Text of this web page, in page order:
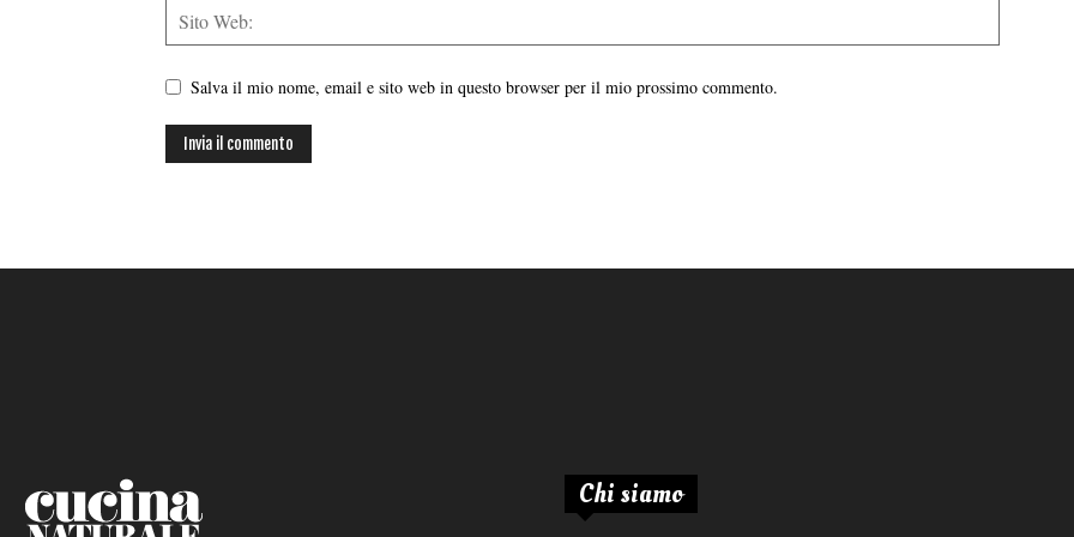
Salva il mio nome, email e sito web in questo browser per il mio prossimo commento.
Chi siamo